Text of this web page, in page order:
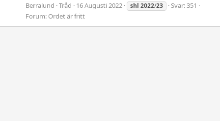
Berralund Tråd 16 Augusti 2022 shl 2022/23
Svar: 351
Forum: Ordet är fritt